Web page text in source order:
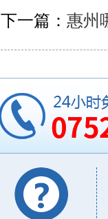
下一篇： 惠州